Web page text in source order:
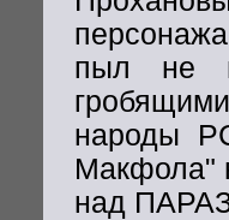
пыл не
народы
над